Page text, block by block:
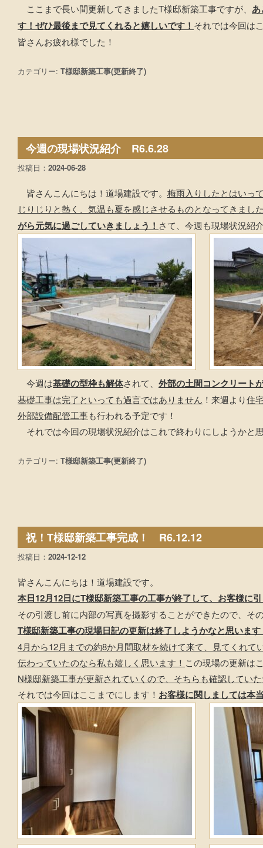
ここまで長い間更新してきましたT様邸新築工事ですが、
す！ぜひ最後まで見てくれると嬉しいです！ それでは今回は
皆さんお疲れ様でした！
カテゴリー: T様邸新築工事(更新終了)
今週の現場状況紹介 R6.6.28
投稿日： 2024-06-28
皆さんこんにちは！道場建設です。 梅雨入りしたとはいっ
じりじりと熱く、気温も夏を感じさせるものとなってきまし
がら元気に過ごしていきましょう！ さて、今週も現場状況紹
今週は基礎の型枠も解体されて、 外部の土間コンクリート
基礎工事は完了といっても過言ではありません ！来週より住
外部設備配管工事も行われる予定です！
それでは今回の現場状況紹介はこれで終わりにしようかと
カテゴリー: T様邸新築工事(更新終了)
祝！T様邸新築工事完成！ R6.12.12
投稿日： 2024-12-12
皆さんこんにちは！道場建設です。
本日12月12日にT様邸新築工事の工事が終了して、お客様に
その引渡し前に内部の写真を撮影することができたので、そ
T様邸新築工事の現場日記の更新は終了しようかなと思います
4月から12月までの約8か月間取材を続けて来て、見てくれて
伝わっていたのなら私も嬉しく思います！ この現場の更新は
N様邸新築工事が更新されていくので、そちらも確認してい
それでは今回はここまでにします！ お客様に関しましては本